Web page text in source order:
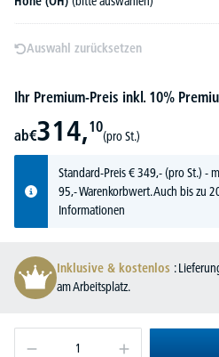
Auswahl zurücksetzen
Ihr Premium-Preis inkl. 10%
ab€314,10
(pro St.)
Standard-Preis€349,-(pro St.) -
95,- Warenkorbwert. Auch bis zu
Informationen
Inklusive & kostenlos :
am Arbeitsplatz.